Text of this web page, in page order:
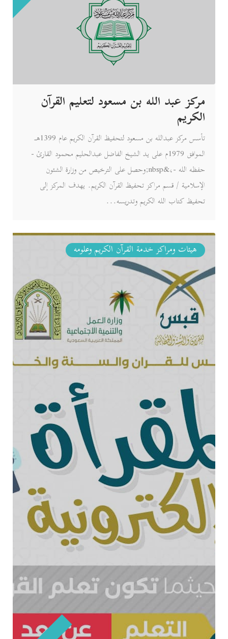
مركز عبد الله بن مسعود لتعليم القرآن
الكريم
تأسس مركز عبدالله بن مسعود لتحفيظ القرآن الكريم عام 1399هـ
الموافق 1979م على يد الشيخ الفاضل عبدالحليم محمود القارئ -
حفظه الله -،&nbsp;وحصل على الترخيص من وزارة الشئون
الإسلامية / قسم مراكز تحفيظ القرآن الكريم. يهدف المركز إلى
تحفيظ كتاب الله الكريم وتدريسه...
هيئات ومراكز خدمة القرآن الكريم وعلومه